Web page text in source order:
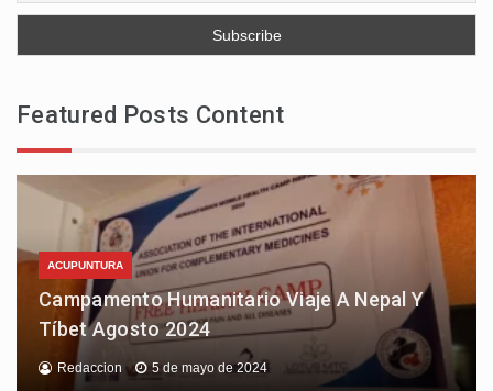
Featured Posts Content
ACUPUNTURA
Campamento Humanitario Viaje A Nepal Y
Tíbet Agosto 2024
Redaccion 5 de mayo de 2024